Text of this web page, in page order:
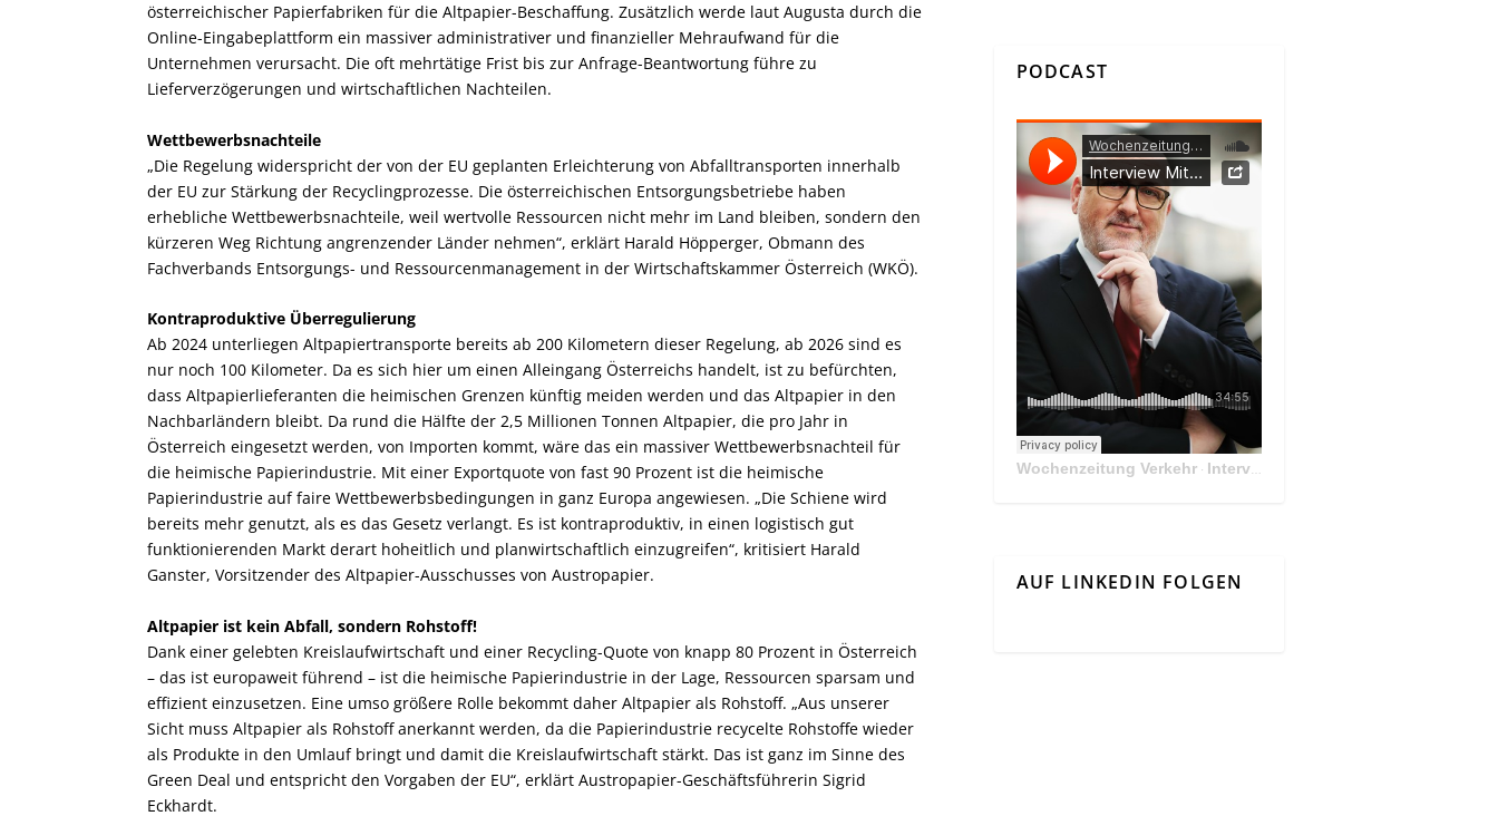
österreichischer Papierfabriken für die Altpapier-Beschaffung. Zusätzlich werde laut Augusta durch die
Online-Eingabeplattform ein massiver administrativer und finanzieller Mehraufwand für die
Unternehmen verursacht. Die oft mehrtätige Frist bis zur Anfrage-Beantwortung führe zu
Lieferverzögerungen und wirtschaftlichen Nachteilen.
Wettbewerbsnachteile
„Die Regelung widerspricht der von der EU geplanten Erleichterung von Abfalltransporten innerhalb
der EU zur Stärkung der Recyclingprozesse. Die österreichischen Entsorgungsbetriebe haben
erhebliche Wettbewerbsnachteile, weil wertvolle Ressourcen nicht mehr im Land bleiben, sondern den
kürzeren Weg Richtung angrenzender Länder nehmen“, erklärt Harald Höpperger, Obmann des
Fachverbands Entsorgungs- und Ressourcenmanagement in der Wirtschaftskammer Österreich (WKÖ).
Kontraproduktive Überregulierung
Ab 2024 unterliegen Altpapiertransporte bereits ab 200 Kilometern dieser Regelung, ab 2026 sind es
nur noch 100 Kilometer. Da es sich hier um einen Alleingang Österreichs handelt, ist zu befürchten,
dass Altpapierlieferanten die heimischen Grenzen künftig meiden werden und das Altpapier in den
Nachbarländern bleibt. Da rund die Hälfte der 2,5 Millionen Tonnen Altpapier, die pro Jahr in
Österreich eingesetzt werden, von Importen kommt, wäre das ein massiver Wettbewerbsnachteil für
die heimische Papierindustrie. Mit einer Exportquote von fast 90 Prozent ist die heimische
Papierindustrie auf faire Wettbewerbsbedingungen in ganz Europa angewiesen. „Die Schiene wird
bereits mehr genutzt, als es das Gesetz verlangt. Es ist kontraproduktiv, in einen logistisch gut
funktionierenden Markt derart hoheitlich und planwirtschaftlich einzugreifen“, kritisiert Harald
Ganster, Vorsitzender des Altpapier-Ausschusses von Austropapier.
Altpapier ist kein Abfall, sondern Rohstoff!
Dank einer gelebten Kreislaufwirtschaft und einer Recycling-Quote von knapp 80 Prozent in Österreich
– das ist europaweit führend – ist die heimische Papierindustrie in der Lage, Ressourcen sparsam und
effizient einzusetzen. Eine umso größere Rolle bekommt daher Altpapier als Rohstoff. „Aus unserer
Sicht muss Altpapier als Rohstoff anerkannt werden, da die Papierindustrie recycelte Rohstoffe wieder
als Produkte in den Umlauf bringt und damit die Kreislaufwirtschaft stärkt. Das ist ganz im Sinne des
Green Deal und entspricht den Vorgaben der EU“, erklärt Austropapier-Geschäftsführerin Sigrid
Eckhardt.
PODCAST
Wochenzeitung Verkehr· Interview Mit Andreas Matthä, CEO der ÖBB Holding
AUF LINKEDIN FOLGEN